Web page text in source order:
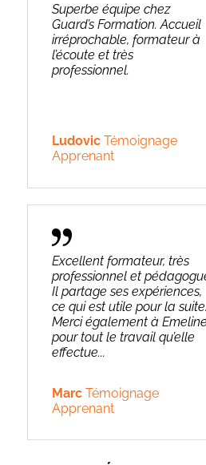
Superbe équipe chez
Guard’s Formation. Accueil
irréprochable, formateur à
l’écoute et très
professionnel.
Ludovic Témoignage
Apprenant
Excellent formateur, très
professionnel et
Il partage ses expériences,
ce qui est utile pour la suite.
Merci également à Emeline
pour tout le travail qu’elle
effectue...
Marc Témoignage
Apprenant